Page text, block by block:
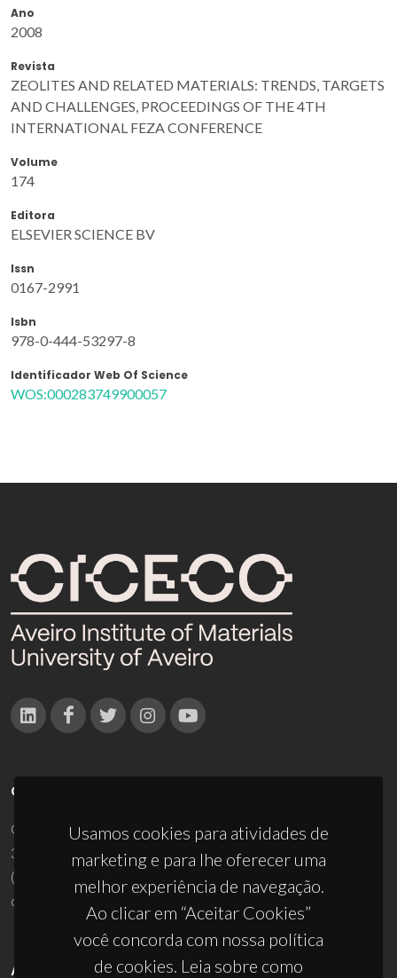
Ano
2008
Revista
ZEOLITES AND RELATED MATERIALS: TRENDS, TARGETS
AND CHALLENGES, PROCEEDINGS OF THE 4TH
INTERNATIONAL FEZA CONFERENCE
Volume
174
Editora
ELSEVIER SCIENCE BV
Issn
0167-2991
Isbn
978-0-444-53297-8
Identificador Web Of Science
WOS:000283749900057
Usamos cookies para atividades de
marketing e para lhe oferecer uma
melhor experiência de navegação.
Ao clicar em “Aceitar Cookies”
você concorda com nossa política
de cookies. Leia sobre como
CONTACTOS
Campus Universitário de Santiago
3810-193 Aveiro - Portugal
(+351) 234 370 200
ciceco@ua.pt
APOIOS